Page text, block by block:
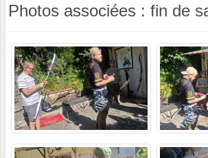
Photos associées : fin de